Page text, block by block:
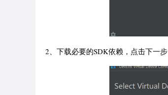
2、下载必要的SDK依赖，点击下一步